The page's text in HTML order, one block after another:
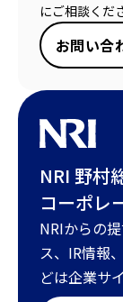
にご相談くだ
お問い合
NRI 野村
コーポレ
NRIからの
ス、IR情報
どは企業サ